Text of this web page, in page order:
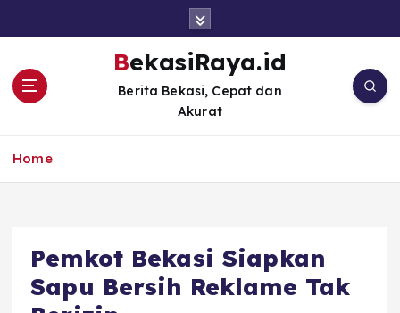
BekasiRaya.id
Berita Bekasi, Cepat dan
Akurat
Home
Pemkot Bekasi Siapkan
Sapu Bersih Reklame Tak